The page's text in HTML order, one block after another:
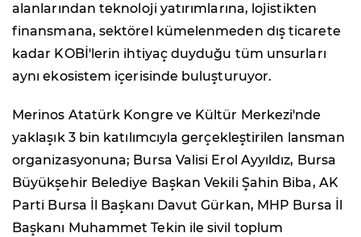
alanlarından teknoloji yatırımlarına, lojistikten
finansmana, sektörel kümelenmeden dış ticarete
kadar KOBİ'lerin ihtiyaç duyduğu tüm unsurları
aynı ekosistem içerisinde buluşturuyor.
Merinos Atatürk Kongre ve Kültür Merkezi'nde
yaklaşık 3 bin katılımcıyla gerçekleştirilen lansman
organizasyonuna; Bursa Valisi Erol Ayyıldız, Bursa
Büyükşehir Belediye Başkan Vekili Şahin Biba, AK
Parti Bursa İl Başkanı Davut Gürkan, MHP Bursa İl
Başkanı Muhammet Tekin ile sivil toplum